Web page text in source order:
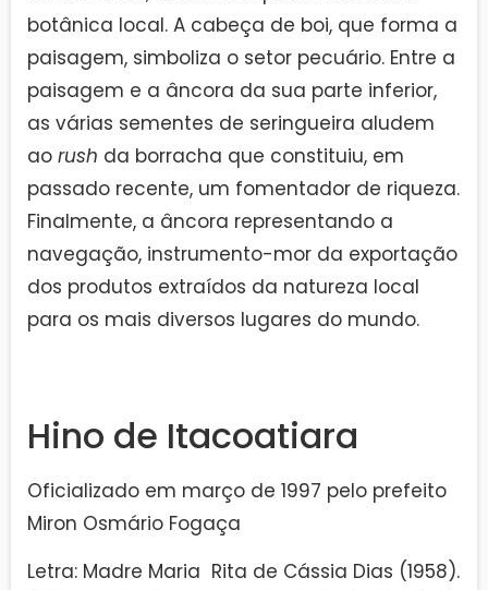
botânica local. A cabeça de boi, que forma a
paisagem, simboliza o setor pecuário. Entre a
paisagem e a âncora da sua parte inferior,
as várias sementes de seringueira aludem
ao rush da borracha que constituiu, em
passado recente, um fomentador de riqueza.
Finalmente, a âncora representando a
navegação, instrumento-mor da exportação
dos produtos extraídos da natureza local
para os mais diversos lugares do mundo.
Hino de Itacoatiara
Oficializado em março de 1997 pelo prefeito
Miron Osmário Fogaça
Letra: Madre Maria Rita de Cássia Dias (1958).